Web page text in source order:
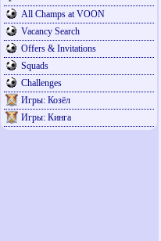
All Champs at VOON
Vacancy Search
Offers & Invitations
Squads
Challenges
Игры: Козёл
Игры: Кинга